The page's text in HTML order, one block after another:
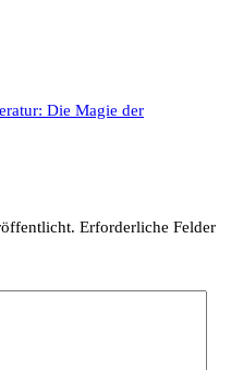
Die Magie der
Erforderliche Felder